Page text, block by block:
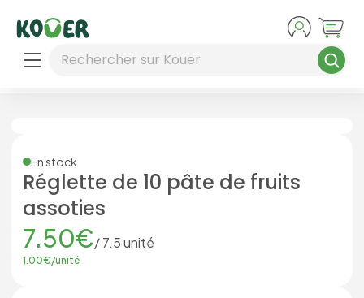
Rechercher sur Kouer
En stock
Réglette de 10 pâte de fruits
assoties
7.50€/7.5unité
1.00€/unité